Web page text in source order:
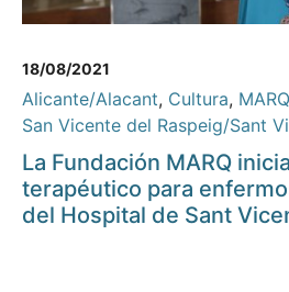
18/08/2021
Alicante/Alacant, Cultura, MARQ
San Vicente del Raspeig/Sant
La Fundación MARQ
terapéutico para
del Hospital de Sant